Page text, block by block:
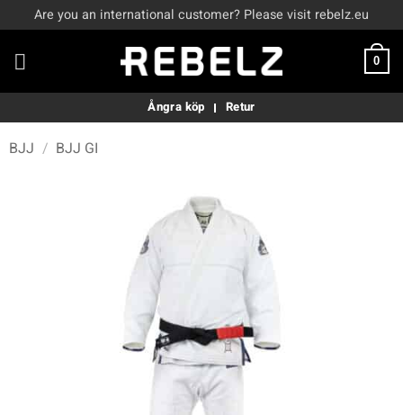
to
content
Are you an international customer? Please visit rebelz.eu
0
Ångra köp Retur
BJJ / BJJ GI